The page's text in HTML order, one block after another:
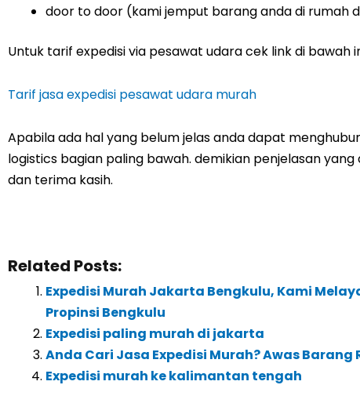
door to door (kami jemput barang anda di rumah
Untuk tarif expedisi via pesawat udara cek link di bawah
Tarif jasa expedisi pesawat udara murah
Apabila ada hal yang belum jelas anda dapat
logistics bagian paling bawah. demikian penjelasan
dan terima kasih.
Related Posts:
Expedisi Murah Jakarta Bengkulu, Kami
Propinsi Bengkulu
Expedisi paling murah di jakarta
Anda Cari Jasa Expedisi Murah? Awas Barang
Expedisi murah ke kalimantan tengah